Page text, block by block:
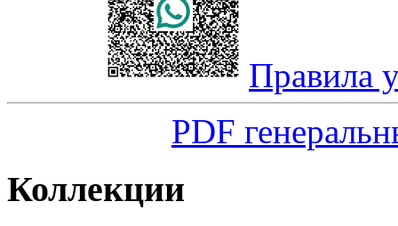
Правила
PDF
Коллекции